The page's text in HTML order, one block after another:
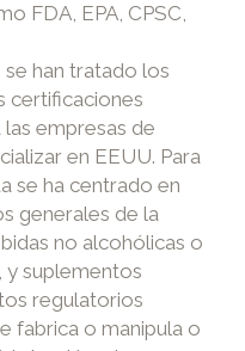
FDA, EPA, CPSC,
han tratado los
certificaciones
empresas de
en EEUU. Para
se ha centrado en
generales de la
no alcohólicas o
y suplementos
regulatorios
fabrica o manipula o